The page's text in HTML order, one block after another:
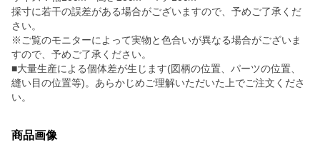
採寸に若干の誤差がある場合がございますので、予めご了承くだ
さい。
※ご覧のモニターによって実物と色合いが異なる場合がございま
すので、予めご了承ください。
■大量生産による個体差が生じます(図柄の位置、パーツの位置、
縫い目の位置等)。あらかじめご理解いただいた上でご注文くださ
い。
商品画像